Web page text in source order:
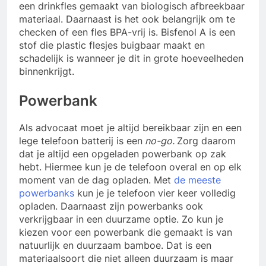
een drinkfles gemaakt van biologisch afbreekbaar
materiaal. Daarnaast is het ook belangrijk om te
checken of een fles BPA-vrij is. Bisfenol A is een
stof die plastic flesjes buigbaar maakt en
schadelijk is wanneer je dit in grote hoeveelheden
binnenkrijgt.
Powerbank
Als advocaat moet je altijd bereikbaar zijn en een
lege telefoon batterij is een no-go. Zorg daarom
dat je altijd een opgeladen powerbank op zak
hebt. Hiermee kun je de telefoon overal en op elk
moment van de dag opladen. Met de meeste
powerbanks kun je je telefoon vier keer volledig
opladen. Daarnaast zijn powerbanks ook
verkrijgbaar in een duurzame optie. Zo kun je
kiezen voor een powerbank die gemaakt is van
natuurlijk en duurzaam bamboe. Dat is een
materiaalsoort die niet alleen duurzaam is maar